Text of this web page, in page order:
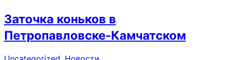
Заточка коньков в
Петропавловске-Камчатском